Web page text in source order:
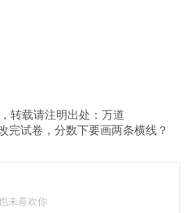
转载请注明出处： 万道
完试卷，分数下要画两条横线？
未喜欢你